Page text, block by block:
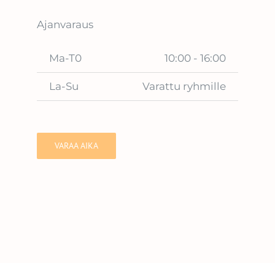
Ajanvaraus
Ma-T0 10:00 - 16:00
La-Su Varattu ryhmille
VARAA AIKA